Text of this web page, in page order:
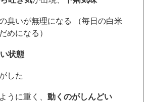
臭いが無理になる （毎日の白米
めになる）
状態
がした
うに重く、動くのがしんどい